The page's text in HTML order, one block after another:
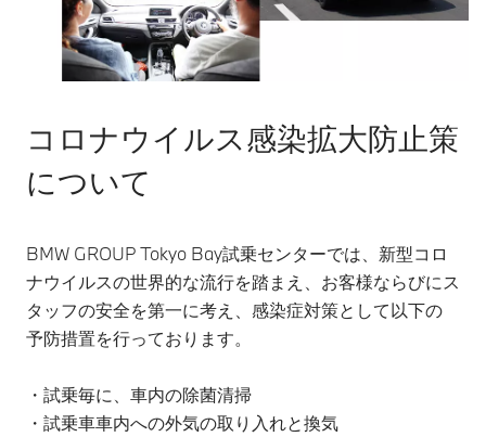
コロナウイルス感染拡大防止策
について
BMW GROUP Tokyo Bay試乗センターでは、新型コロ
ナウイルスの世界的な流行を踏まえ、お客様ならびにス
タッフの安全を第一に考え、感染症対策として以下の
予防措置を行っております。
・試乗毎に、車内の除菌清掃
・試乗車車内への外気の取り入れと換気